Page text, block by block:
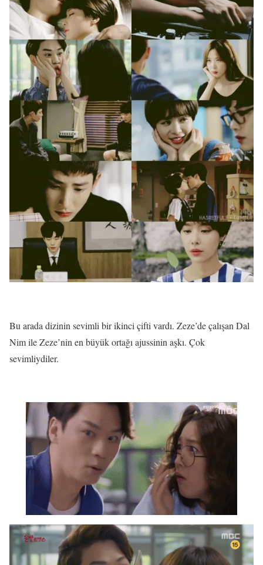
Bu arada dizinin sevimli bir ikinci çifti vardı. Zeze’de çalışan Dal
Nim ile Zeze’nin en büyük ortağı ajussinin aşkı. Çok
sevimliydiler.